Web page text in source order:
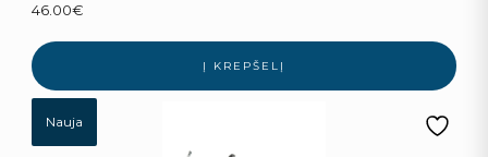
46.00€
Į KREPŠELĮ
Nauja